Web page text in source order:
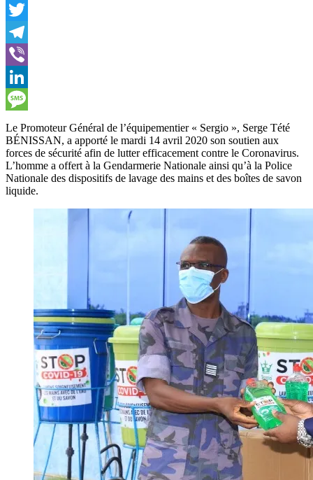
Facebook
Twitter
Telegram
Viber
LinkedIn
Message
Le Promoteur Général de l’équipementier « Sergio », Serge Tété
BÉNISSAN, a apporté le mardi 14 avril 2020 son soutien aux
forces de sécurité afin de lutter efficacement contre le Coronavirus.
L’homme a offert à la Gendarmerie Nationale ainsi qu’à la Police
Nationale des dispositifs de lavage des mains et des boîtes de savon
liquide.